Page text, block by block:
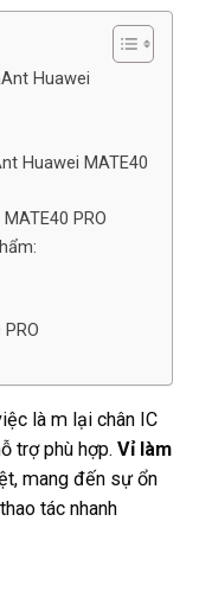
Huawei
Huawei MATE40
PRO
là m lại chân IC
trợ phù hợp. Vỉ làm
mang đến sự ổn
tác nhanh